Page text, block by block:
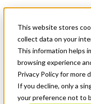
This website stores
collect data on your
This information helps
browsing experience
Privacy Policy for more
If you decline, only a
your preference not to
News & Events
Get Started
Menu